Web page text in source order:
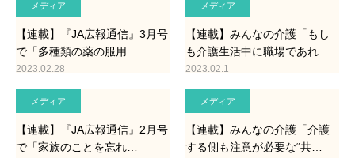
メディア
【連載】『JA広報通信』3月号
で「多種類の薬の服用…
2023.02.28
メディア
【連載】みんなの介護「もし
も介護生活中に職場であれ…
2023.02.1
メディア
【連載】『JA広報通信』2月号
で「家族のことを忘れ…
メディア
【連載】みんなの介護「介護
する側も注意が必要な“共…